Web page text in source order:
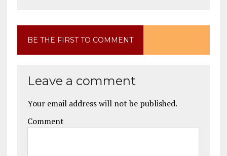
BE THE FIRST TO COMMENT
Leave a comment
Your email address will not be published.
Comment